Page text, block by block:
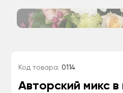
Код товара: 0114
Авторский микс